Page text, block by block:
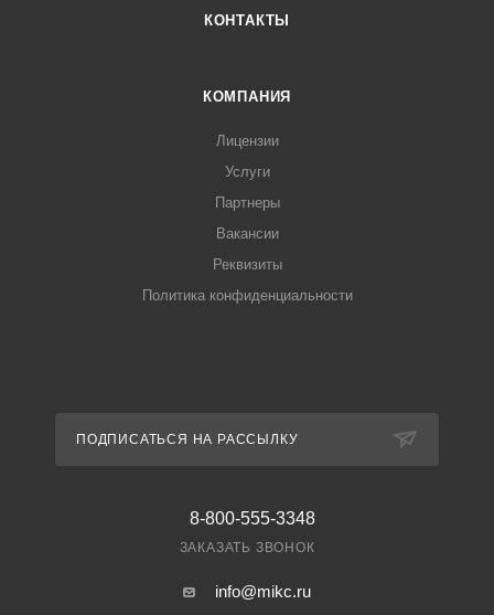
КОНТАКТЫ
КОМПАНИЯ
Лицензии
Услуги
Партнеры
Вакансии
Реквизиты
Политика конфиденциальности
ПОДПИСАТЬСЯ НА РАССЫЛКУ
8-800-555-3348
ЗАКАЗАТЬ ЗВОНОК
info@mikc.ru